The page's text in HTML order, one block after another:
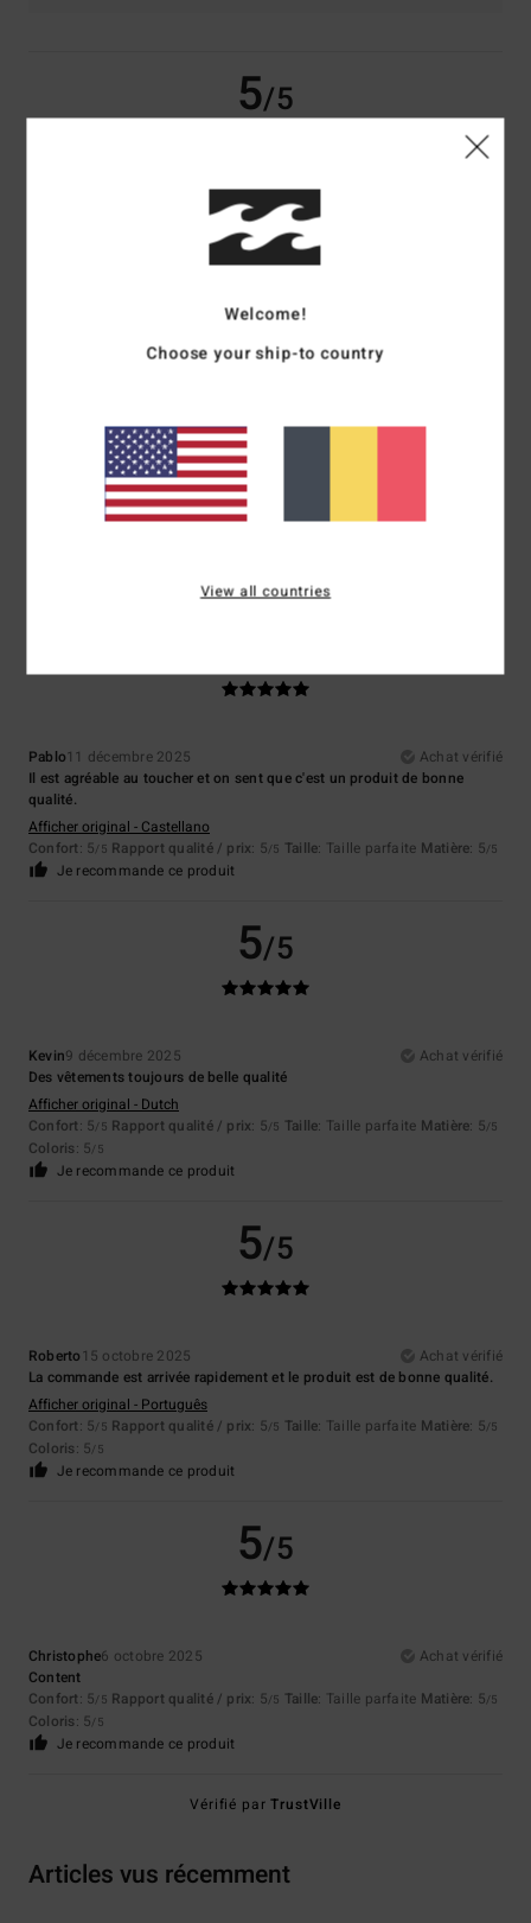
5/5
Rapport qualité / prix: 5 Taille: Taille parfaite
5/5
18 janvier 2026
Jolie
Afficher original - Castellano
Pablo11 décembre 2025
Achat vérifié
Il est agréable au toucher et on sent que c'est un produit de bonne
qualité.
Afficher original - Castellano
Confort: 5/5 Rapport qualité / prix: 5/5 Taille: Taille parfaite Matière: 5/5
Je recommande ce produit
5/5
Kevin9 décembre 2025
Achat vérifié
Des vêtements toujours de belle qualité
Afficher original - Dutch
Confort: 5/5 Rapport qualité / prix: 5/5 Taille: Taille parfaite Matière: 5/5
Coloris: 5/5
Je recommande ce produit
5/5
Roberto 15 octobre 2025
Achat vérifié
La commande est arrivée rapidement et le produit est de bonne qualité.
Afficher original - Português
Confort: 5/5 Rapport qualité / prix: 5/5 Taille: Taille parfaite Matière: 5/5
Coloris: 5/5
Je recommande ce produit
5/5
Christophe6 octobre 2025
Achat vérifié
Content
Confort: 5/5 Rapport qualité / prix: 5/5 Taille: Taille parfaite Matière: 5/5
Coloris: 5/5
Je recommande ce produit
Vérifié parTrustVille
Articles vus récemment
Welcome!
Choose your ship-to country
View all countries